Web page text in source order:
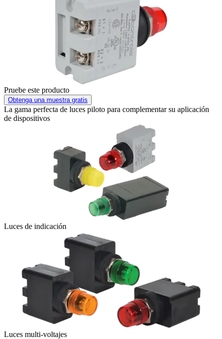
Pruebe este producto
Obtenga una muestra gratis
La gama perfecta de luces piloto para complementar su aplicación
de dispositivos
Luces de indicación
Luces multi-voltajes